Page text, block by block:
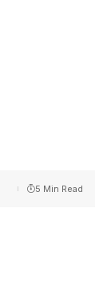
5 Min Read